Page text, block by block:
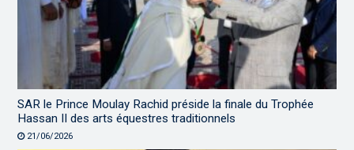
SAR le Prince Moulay Rachid préside la finale du Trophée
Hassan II des arts équestres traditionnels
21/06/2026